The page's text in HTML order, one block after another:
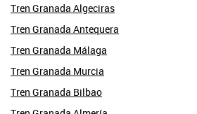
Tren Granada Algeciras
Tren Granada Antequera
Tren Granada Málaga
Tren Granada Murcia
Tren Granada Bilbao